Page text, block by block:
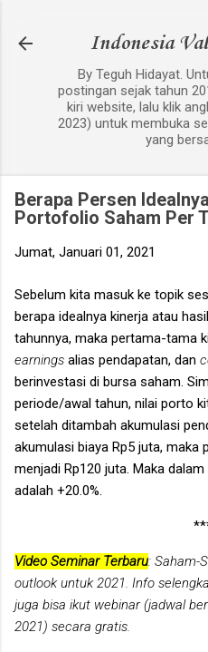
Indonesia
By Teguh Hidayat.
postingan sejak tahun
kiri website, lalu klik
2023) untuk membuka
yang
Berapa Persen
Portofolio Saham Per
Jumat, Januari 01, 2021
Sebelum kita masuk ke topik
berapa idealnya kinerja atau
tahunnya, maka pertama-tama
earnings alias pendapatan, dan
berinvestasi di bursa saham.
periode/awal tahun, nilai porto
setelah ditambah akumulasi
akumulasi biaya Rp5 juta, maka
menjadi Rp120 juta. Maka
adalah +20.0%.
Video Seminar Terbaru: Saham-
outlook untuk 2021. Info
juga bisa ikut webinar (jadwal
2021) secara gratis.